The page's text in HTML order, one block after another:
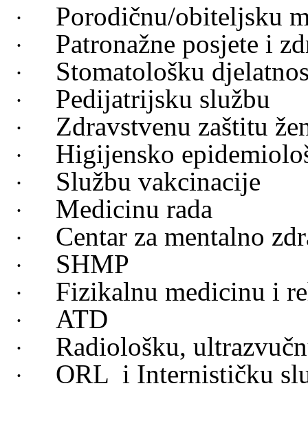
·
Porodičnu/obiteljsku
· Patronažne posjete i
· Stomatološku
· Pedijatrijsku službu
· Zdravstvenu zaštitu
· Higijensko
· Službu vakcinacije
· Medicinu rada
· Centar za mentalno
· SHMP
· Fizikalnu medicinu i
· ATD
· Radiološku,
· ORL i Internističku